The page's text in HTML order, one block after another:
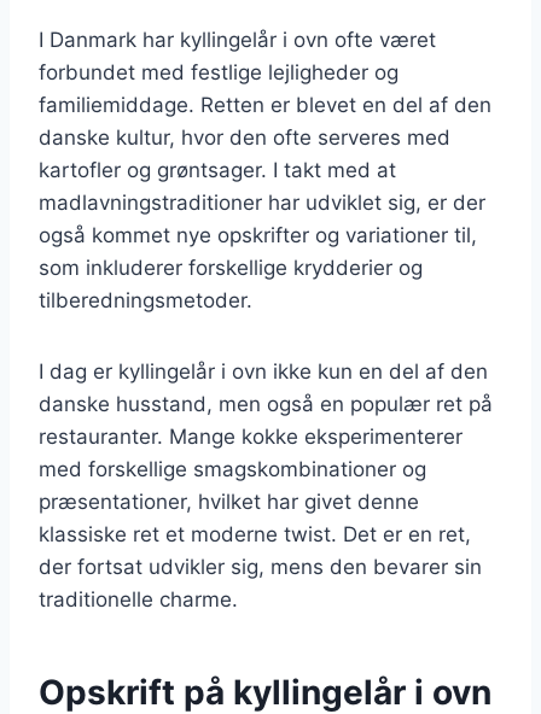
I Danmark har kyllingelår i ovn ofte været
forbundet med festlige lejligheder og
familiemiddage. Retten er blevet en del af den
danske kultur, hvor den ofte serveres med
kartofler og grøntsager. I takt med at
madlavningstraditioner har udviklet sig, er der
også kommet nye opskrifter og variationer til,
som inkluderer forskellige krydderier og
tilberedningsmetoder.
I dag er kyllingelår i ovn ikke kun en del af den
danske husstand, men også en populær ret på
restauranter. Mange kokke eksperimenterer
med forskellige smagskombinationer og
præsentationer, hvilket har givet denne
klassiske ret et moderne twist. Det er en ret,
der fortsat udvikler sig, mens den bevarer sin
traditionelle charme.
Opskrift på kyllingelår i ovn